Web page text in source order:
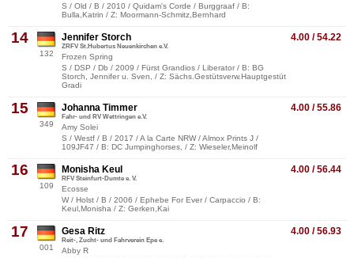
S / Old / B / 2010 / Quidam's Corde / Burggraaf / B:
Bulla,Katrin / Z: Moormann-Schmitz,Bernhard
14
132
4.00 / 54.22
Jennifer Storch
ZRFV St.Hubertus Neuenkirchen e.V.
Frozen Spring
S / DSP / Db / 2009 / Fürst Grandios / Liberator / B: BG
Storch, Jennifer u. Sven, / Z: Sächs.Gestütsverw.Hauptgestüt
Gradi
15
349
4.00 / 55.86
Johanna Timmer
Fahr- und RV Wettringen e.V.
Amy Solei
S / Westf / B / 2017 / A la Carte NRW / Almox Prints J /
109JF47 / B: DC Jumpinghorses, / Z: Wieseler,Meinolf
16
109
4.00 / 56.44
Monisha Keul
RFV Steinfurt-Dumte e. V.
Ecosse
W / Holst / B / 2006 / Ephebe For Ever / Carpaccio / B:
Keul,Monisha / Z: Gerken,Kai
17
001
4.00 / 56.93
Gesa Ritz
Reit-, Zucht- und Fahrverein Epe e.
Abby R